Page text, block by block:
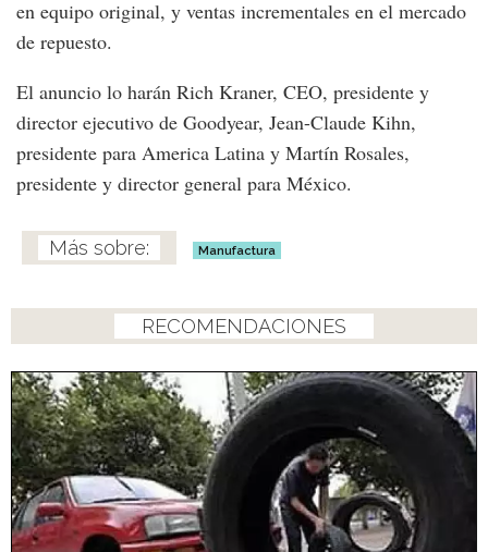
en equipo original, y ventas incrementales en el mercado
de repuesto.
El anuncio lo harán Rich Kraner, CEO, presidente y
director ejecutivo de Goodyear, Jean-Claude Kihn,
presidente para America Latina y Martín Rosales,
presidente y director general para México.
Manufactura
RECOMENDACIONES